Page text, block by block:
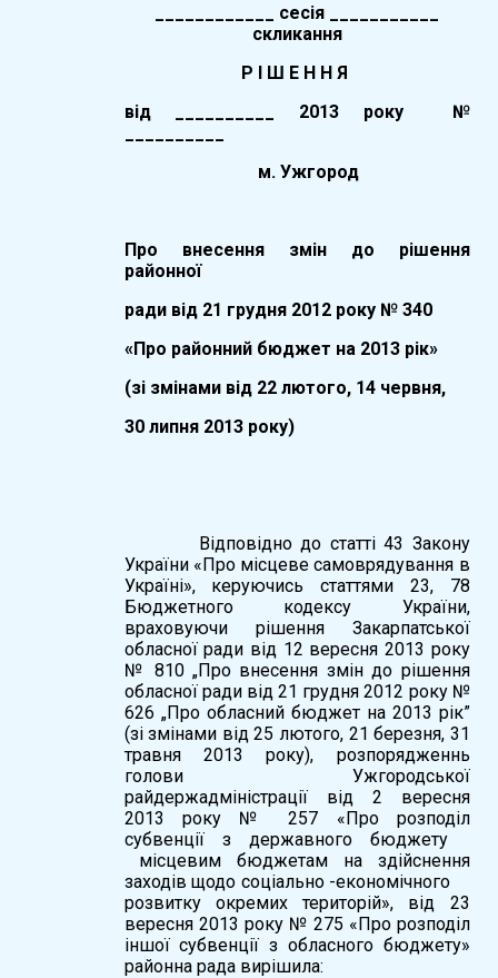
____________ сесія ___________
скликання
Р І Ш Е Н Н Я
вiд __________ 2013 року №
м. Ужгород
Про внесення змін до рішення
районної
ради від 21 грудня 2012 року № 340
«Про районний бюджет на 2013 рік»
(зі змінами від 22 лютого, 14 червня,
30 липня 2013 року)
Відповідно до статті 43 Закону
України «Про місцеве самоврядування в
Україні», керуючись статтями 23, 78
Бюджетного кодексу України,
враховуючи рішення Закарпатської
обласної ради від 12 вересня 2013 року
№ 810 „Про внесення змін до рішення
обласної ради від 21 грудня 2012 року №
626 „Про обласний бюджет на 2013 рік”
(зі змінами від 25 лютого, 21 березня, 31
травня 2013 року), розпорядженнь
голови Ужгородської
райдержадміністрації від 2 вересня
2013 року № 257 «Про розподіл
субвенції з державного бюджету
місцевим бюджетам на здійснення
заходів щодо соціально -економічного
розвитку окремих територій», від 23
вересня 2013 року № 275 «Про розподіл
іншої субвенції з обласного бюджету»
районна рада вирішила: